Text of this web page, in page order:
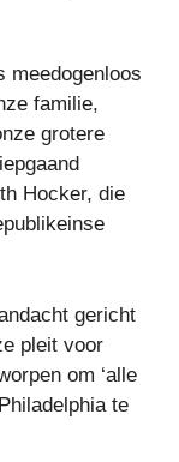
meedogenloos
familie,
grotere
Hocker, die
gericht
pleit voor
om ‘alle
te